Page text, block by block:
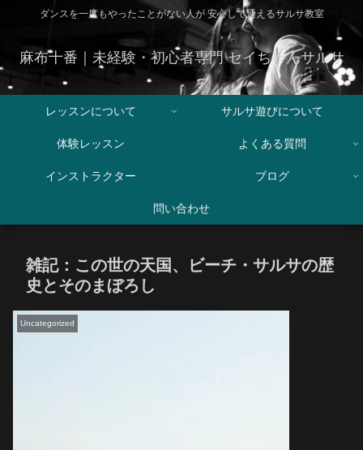
ダンスを一度もやったことがない人が 安心して通えるサルサ教室
麻布十番｜未経験・初心者専門 セイちゃんサルサ
レッスンについて サルサ遊びについて
体験レッスン よくある質問
インストラクター ブログ
問い合わせ
雑記：この世の天国、ビーチ・サルサの歴
史とそのまぼろし
Uncategorized